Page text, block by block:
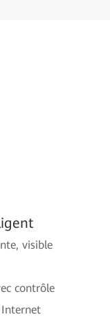
visible
contrôle